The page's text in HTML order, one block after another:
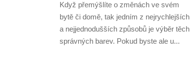
Když přemýšlíte o změnách ve svém
bytě či domě, tak jedním z nejrychlejších
a nejjednodušších způsobů je výběr těch
správných barev. Pokud byste ale u...